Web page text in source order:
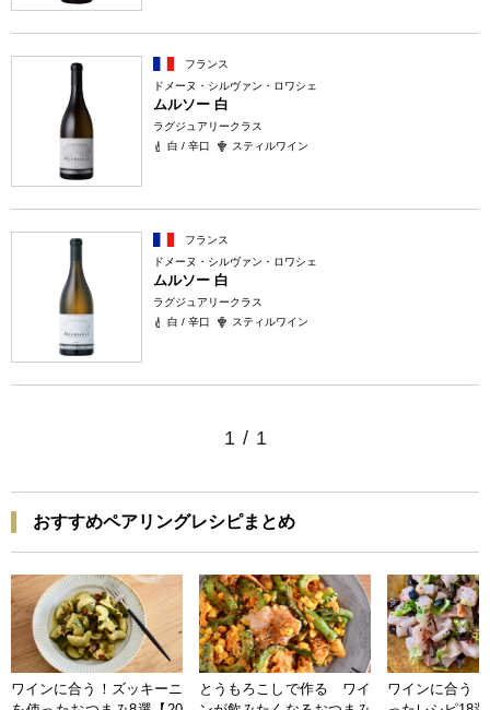
フランス
ドメーヌ・シルヴァン・ロワシェ
ムルソー 白
ラグジュアリークラス
白 / 辛口
スティルワイン
フランス
ドメーヌ・シルヴァン・ロワシェ
ムルソー 白
ラグジュアリークラス
白 / 辛口
スティルワイン
1 / 1
おすすめペアリングレシピまとめ
ワインに合う！ズッキーニ
とうもろこしで作る ワイ
ワインに合う